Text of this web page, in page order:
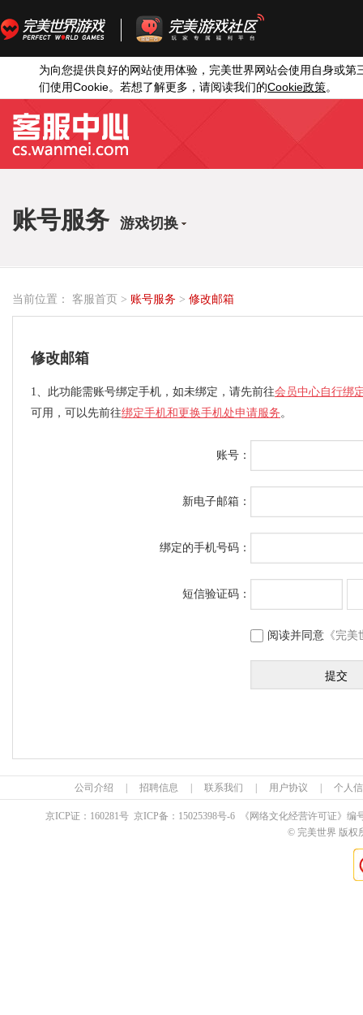
为向您提供良好的网站使用体验，完美世界网站会使用自身或第
们使用Cookie。若想了解更多，请阅读我们的Cookie政策。
账号服务 游戏切换
当前位置： 客服首页 > 账号服务 > 修改邮箱
修改邮箱
1、此功能需账号绑定手机，如未绑定，请先前往会员中心自行绑
可用，可以先前往绑定手机和更换手机处申请服务。
账号：
新电子邮箱：
绑定的手机号码：
短信验证码：
阅读并同意《完美
公司介绍 招聘信息 联系我们 用户协议 个人
京ICP证： 160281号 京ICP备： 15025398号-6 《网络文化经营许可证》编
© 完美世界 版权